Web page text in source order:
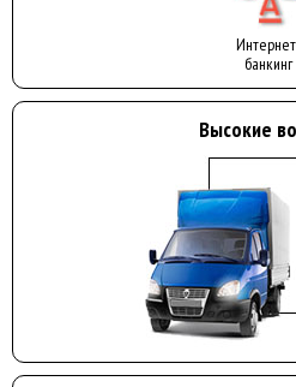
банкинг
Высокие